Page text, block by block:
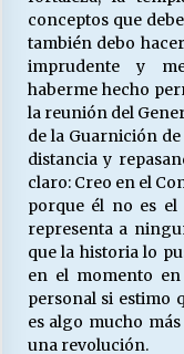
conceptos que
también debo
imprudente y
haberme hecho
la reunión del
de la Guarnición
distancia y
claro: Creo en el
porque él no es
representa a
que la historia lo
en el momento
personal si estimo
es algo mucho
una revolución.